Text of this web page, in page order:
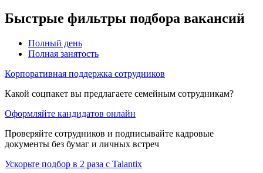
Быстрые фильтры подбора вакансий
Полный день
Полная занятость
Корпоративная поддержка сотрудников
Какой соцпакет вы предлагаете семейным сотрудникам?
Оформляйте кандидатов онлайн
Проверяйте сотрудников и подписывайте кадровые
документы без бумаг и личных встреч
Ускорьте подбор в 2 раза с Talantix